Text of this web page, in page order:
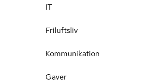
IT
Friluftsliv
Kommunikation
Gaver